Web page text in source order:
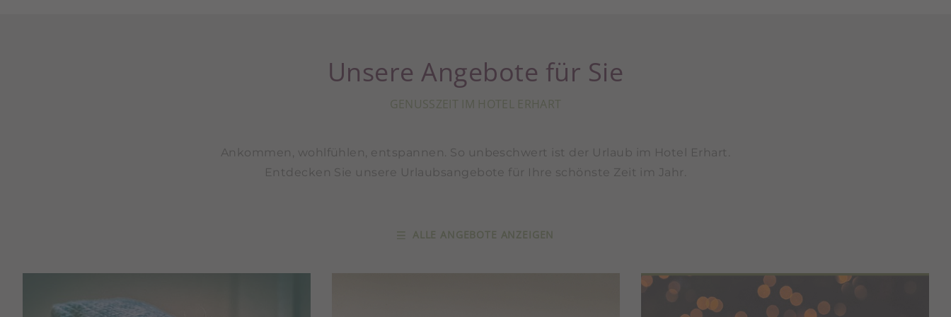
Unsere Angebote für Sie
GENUSSZEIT IM HOTEL ERHART
Ankommen, wohlfühlen, entspannen. So unbeschwert ist der Urlaub im Hotel Erhart.
Entdecken Sie unsere Urlaubsangebote für Ihre schönste Zeit im Jahr.
ALLE ANGEBOTE ANZEIGEN